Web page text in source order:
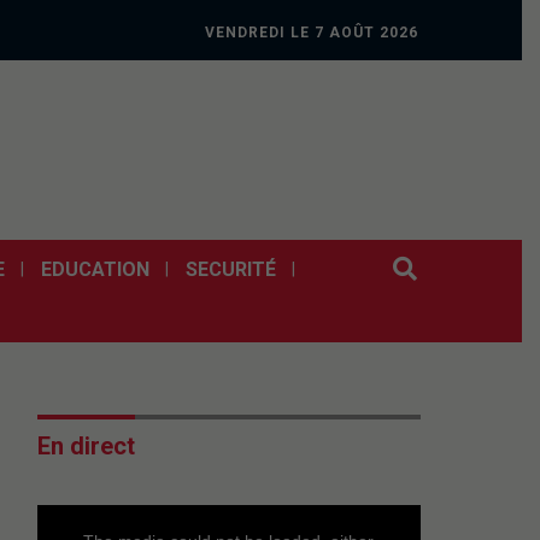
VENDREDI LE 7 AOÛT 2026
EDUCATION SECURITÉ
En direct